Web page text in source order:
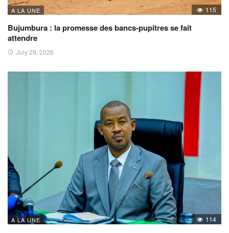
A LA UNE 115
Bujumbura : la promesse des bancs-pupitres se fait
attendre
July 29, 2026
A LA UNE 114